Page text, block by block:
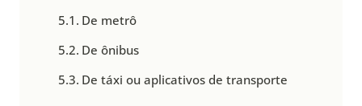
De metrô
De ônibus
De táxi ou aplicativos de transporte